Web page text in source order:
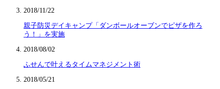
2018/11/22
親子防災デイキャンプ「ダンボールオーブンでピザを作ろ
う！」を実施
2018/08/02
ふせんで叶えるタイムマネジメント術
2018/05/21